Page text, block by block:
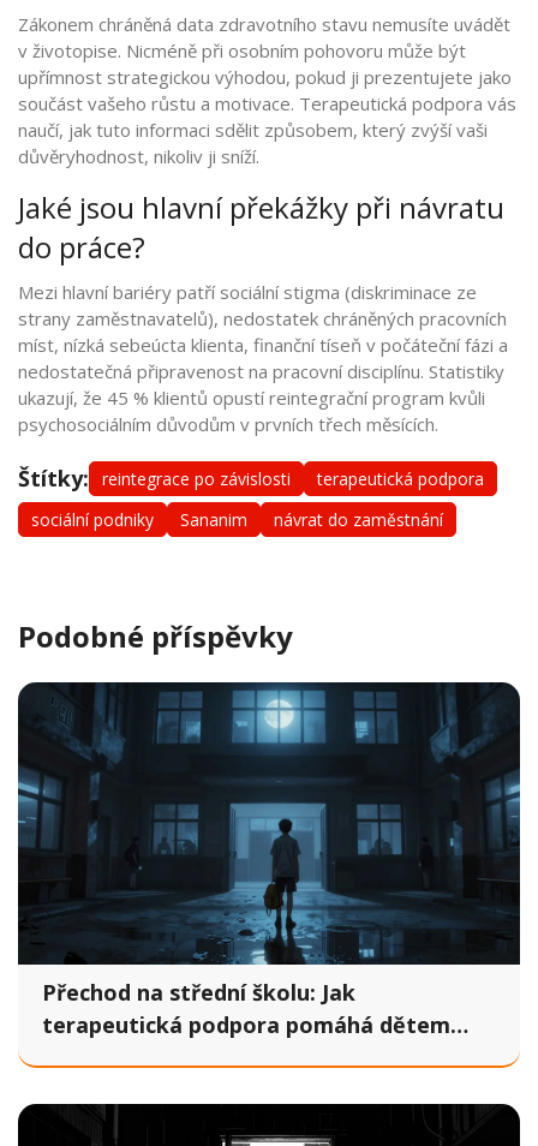
Zákonem chráněná data zdravotního stavu nemusíte uvádět
v životopise. Nicméně při osobním pohovoru může být
upřímnost strategickou výhodou, pokud ji prezentujete jako
součást vašeho růstu a motivace. Terapeutická podpora vás
naučí, jak tuto informaci sdělit způsobem, který zvýší vaši
důvěryhodnost, nikoliv ji sníží.
Jaké jsou hlavní překážky při návratu
do práce?
Mezi hlavní bariéry patří sociální stigma (diskriminace ze
strany zaměstnavatelů), nedostatek chráněných pracovních
míst, nízká sebeúcta klienta, finanční tíseň v počáteční fázi a
nedostatečná připravenost na pracovní disciplínu. Statistiky
ukazují, že 45 % klientů opustí reintegrační program kvůli
psychosociálním důvodům v prvních třech měsících.
Štítky: reintegrace po závislosti
terapeutická podpora
sociální podniky
Sananim návrat do zaměstnání
Podobné příspěvky
Přechod na střední školu: Jak
terapeutická podpora pomáhá dětem